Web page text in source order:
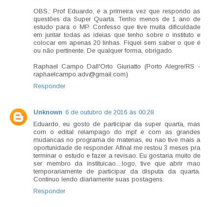
OBS.: Prof Eduardo, é a primeira vez que respondo as
questões da Super Quarta. Tenho menos de 1 ano de
estudo para o MP. Confesso que tive muita dificuldade
em juntar todas as ideias que tenho sobre o instituto e
colocar em apenas 20 linhas. Fiquei sem saber o que é
ou não pertinente. De qualquer forma, obrigado.
Raphael Campo Dall'Orto Giuriatto (Porto Alegre/RS -
raphaelcampo.adv@gmail.com)
Responder
Unknown 6 de outubro de 2016 às 00:28
Eduardo, eu gosto de participar da super quarta, mas
com o edital relampago do mpf e com as grandes
mudancas no programa de materias, eu nao tive mais a
oportunidade de responder. Afinal me restou 3 meses pra
terminar o estudo e fazer a revisao. Eu gostaria muito de
ser membro da instituicao....logo, tive que abrir mao
temporariamente de participar da disputa da quarta.
Continuo lendo diariamente suas postagens.
Responder